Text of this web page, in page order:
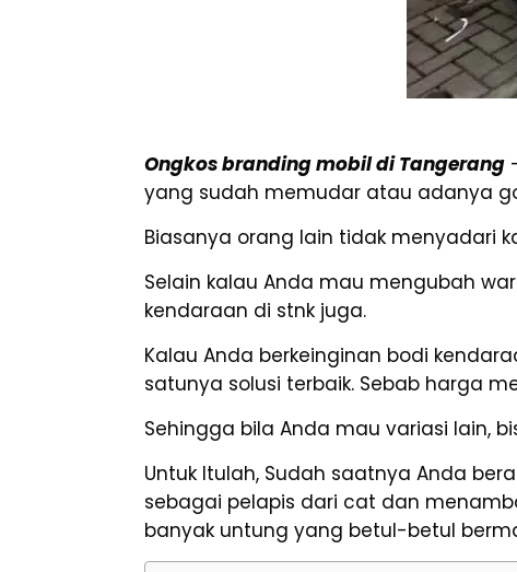
Ongkos branding mobil di Tangerang
yang sudah memudar atau adanya
Biasanya orang lain tidak menyadari
Selain kalau Anda mau mengubah
kendaraan di stnk juga.
Kalau Anda berkeinginan bodi
satunya solusi terbaik. Sebab harga
Sehingga bila Anda mau variasi lain,
Untuk Itulah, Sudah saatnya Anda
sebagai pelapis dari cat dan
banyak untung yang betul-betul